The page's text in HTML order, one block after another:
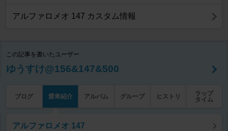
アルファロメオ 147 カスタム情報
この記事を書いたユーザー
ゆうすけ@156&147&500
ブログ 愛車紹介 アルバム グループ ヒストリ
ラップ
タイム
アルファロメオ 147